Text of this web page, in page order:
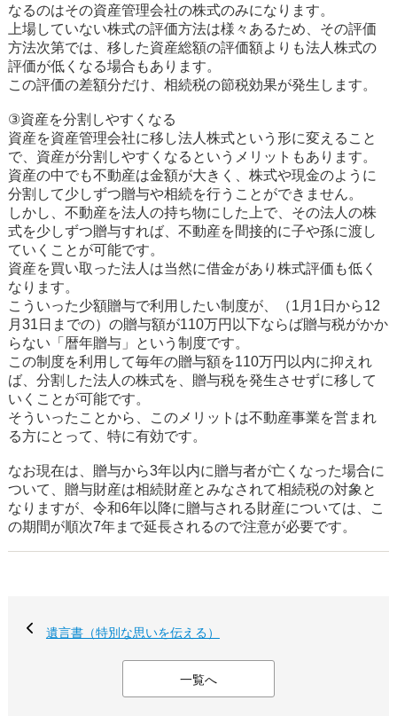
なるのはその資産管理会社の株式のみになります。
上場していない株式の評価方法は様々あるため、その評価
方法次第では、移した資産総額の評価額よりも法人株式の
評価が低くなる場合もあります。
この評価の差額分だけ、相続税の節税効果が発生します。
③資産を分割しやすくなる
資産を資産管理会社に移し法人株式という形に変えること
で、資産が分割しやすくなるというメリットもあります。
資産の中でも不動産は金額が大きく、株式や現金のように
分割して少しずつ贈与や相続を行うことができません。
しかし、不動産を法人の持ち物にした上で、その法人の株
式を少しずつ贈与すれば、不動産を間接的に子や孫に渡し
ていくことが可能です。
資産を買い取った法人は当然に借金があり株式評価も低く
なります。
こういった少額贈与で利用したい制度が、（1月1日から12
月31日までの）の贈与額が110万円以下ならば贈与税がかか
らない「暦年贈与」という制度です。
この制度を利用して毎年の贈与額を110万円以内に抑えれ
ば、分割した法人の株式を、贈与税を発生させずに移して
いくことが可能です。
そういったことから、このメリットは不動産事業を営まれ
る方にとって、特に有効です。
なお現在は、贈与から3年以内に贈与者が亡くなった場合に
ついて、贈与財産は相続財産とみなされて相続税の対象と
なりますが、令和6年以降に贈与される財産については、こ
の期間が順次7年まで延長されるので注意が必要です。
遺言書（特別な思いを伝える）
一覧へ